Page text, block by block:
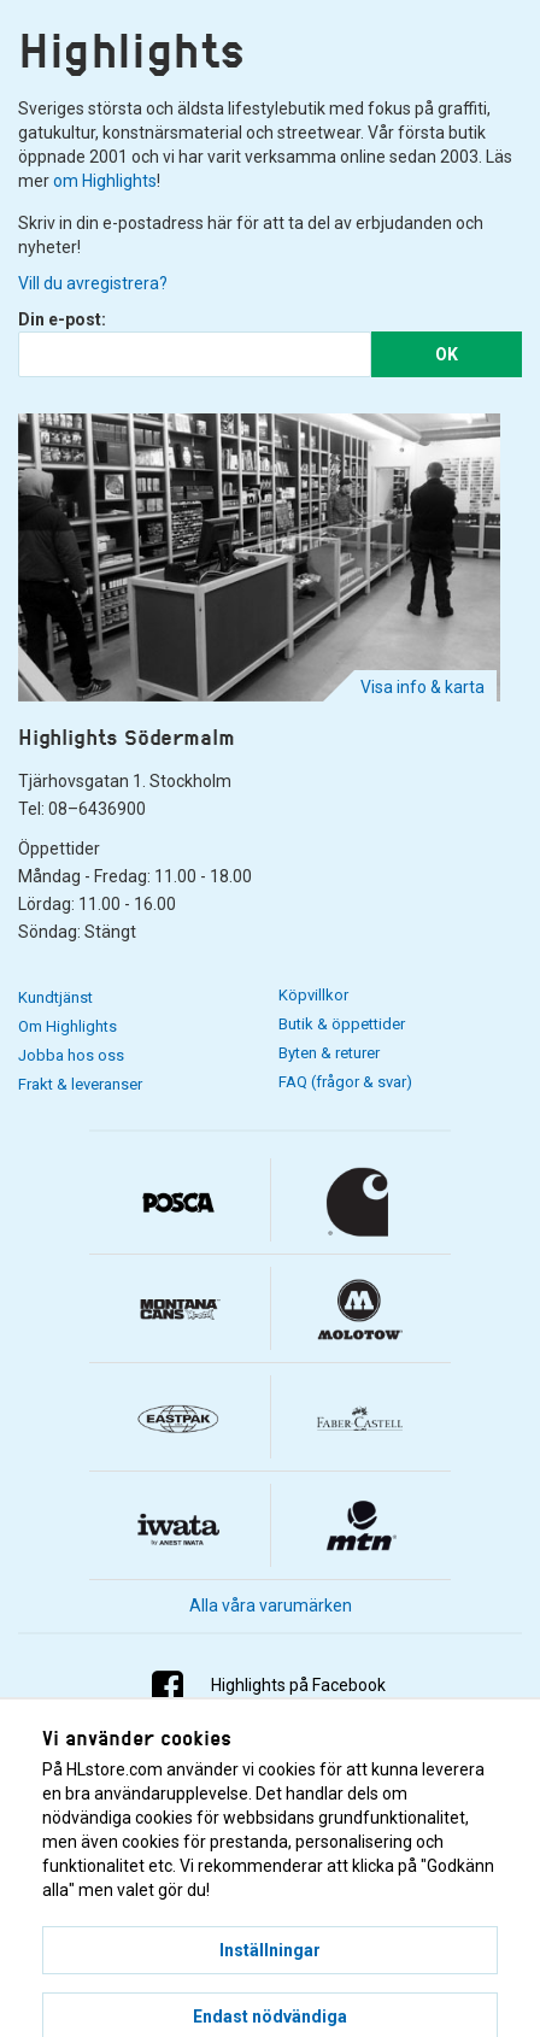
Highlights
Sveriges största och äldsta lifestylebutik med fokus på graffiti,
gatukultur, konstnärsmaterial och streetwear. Vår första butik
öppnade 2001 och vi har varit verksamma online sedan 2003. Läs
merom Highlights!
Skriv in din e-postadress här för att ta del av erbjudanden och
nyheter!
Vill du avregistrera?
Din e-post:
OK
Visa info & karta
Highlights Södermalm
Tjärhovsgatan 1. Stockholm
Tel: 08–6436900
Öppettider
Måndag - Fredag: 11.00 - 18.00
Lördag: 11.00 - 16.00
Söndag: Stängt
Kundtjänst
Om Highlights
Jobba hos oss
Frakt & leveranser
Köpvillkor
Butik & öppettider
Byten & returer
FAQ (frågor & svar)
Alla våra varumärken
Highlights på Facebook
Highlights på Instagram
Highlights på Youtube
Highlights på Tiktok
© 2001–2026 Highlights/KR Distribution AB.
Vi använder cookies
På HLstore.com använder vi cookies för att kunna leverera
en bra användarupplevelse. Det handlar dels om
nödvändiga cookies för webbsidans grundfunktionalitet,
men även cookies för prestanda, personalisering och
funktionalitet etc. Vi rekommenderar att klicka på "Godkänn
alla" men valet gör du!
Inställningar
Endast nödvändiga